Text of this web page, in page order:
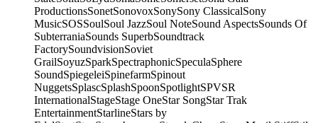
ProductionsSonetSonovoxSonySony ClassicalSony
MusicSOSSoulSoul JazzSoul NoteSound AspectsSounds Of
SubterraniaSounds SuperbSoundtrack
FactorySoundvisionSoviet
GrailSoyuzSparkSpectraphonicSpeculaSphere
SoundSpiegeleiSpinefarmSpinout
NuggetsSplascSplashSpoonSpotlightSPVSR
InternationalStageStage OneStar SongStar Trak
EntertainmentStarlineStars by